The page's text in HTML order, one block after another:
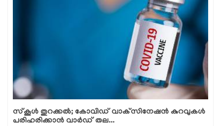
സ്‌കൂള്‍ തുറക്കല്‍; കോവിഡ് വാക്‌സിനേഷന്‍ കുറവുകള്‍
പരിഹരിക്കാന്‍ വാര്‍ഡ് തല...